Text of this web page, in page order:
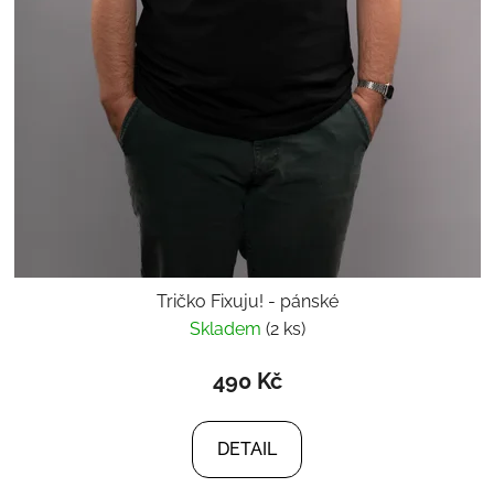
Tričko Fixuju! - pánské
Skladem (2 ks)
490 Kč
DETAIL